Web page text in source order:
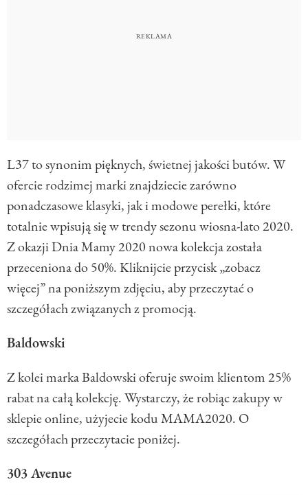
L37 to synonim pięknych, świetnej jakości butów. W
ofercie rodzimej marki znajdziecie zarówno
ponadczasowe klasyki, jak i modowe perełki, które
totalnie wpisują się w trendy sezonu wiosna-lato 2020.
Z okazji Dnia Mamy 2020 nowa kolekcja została
przeceniona do 50%. Kliknijcie przycisk „zobacz
więcej” na poniższym zdjęciu, aby przeczytać o
szczegółach związanych z promocją.
Baldowski
Z kolei marka Baldowski oferuje swoim klientom 25%
rabat na całą kolekcję. Wystarczy, że robiąc zakupy w
sklepie online, użyjecie kodu MAMA2020. O
szczegółach przeczytacie poniżej.
303 Avenue